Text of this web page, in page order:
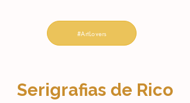
#ArtLovers
Serigrafias de Rico